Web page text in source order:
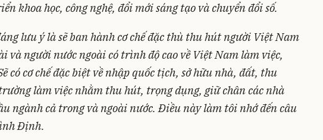
khoa học, công nghệ, đổi mới sáng tạo và chuyển đổi số.
lưu ý là sẽ ban hành cơ chế đặc thù thu hút người Việt Nam
và người nước ngoài có trình độ cao về Việt Nam làm việc,
có cơ chế đặc biệt về nhập quốc tịch, sở hữu nhà, đất, thu
làm việc nhằm thu hút, trọng dụng, giữ chân các nhà
ngành cả trong và ngoài nước. Điều này làm tôi nhớ đến câu
Định.